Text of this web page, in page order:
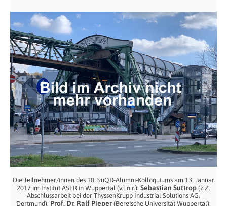
Die Teilnehmer/innen des 10. SuQR-Alumni-Kolloquiums am 13. Januar
2017 im Institut ASER in Wuppertal (v.l.n.r.): Sebastian Suttrop (z.Z.
Abschlussarbeit bei der ThyssenKrupp Industrial Solutions AG,
Dortmund), Prof. Dr. Ralf Pieper (Bergische Universität Wuppertal),